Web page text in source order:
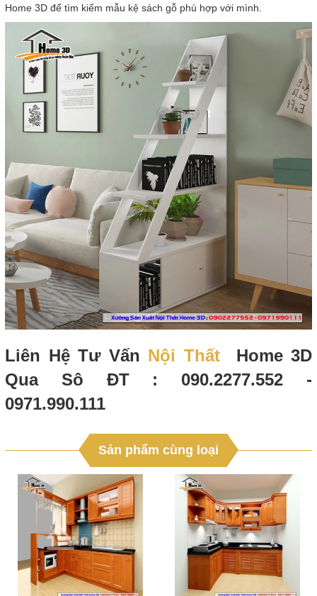
Home 3D để tìm kiếm mẫu kệ sách gỗ phù hợp với mình.
Liên Hệ Tư Vấn Nội ThấtHome 3D
Qua Sô ĐT : 090.2277.552 -
0971.990.111
Sản phẩm cùng loại